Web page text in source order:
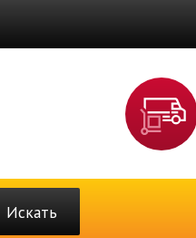
Искать